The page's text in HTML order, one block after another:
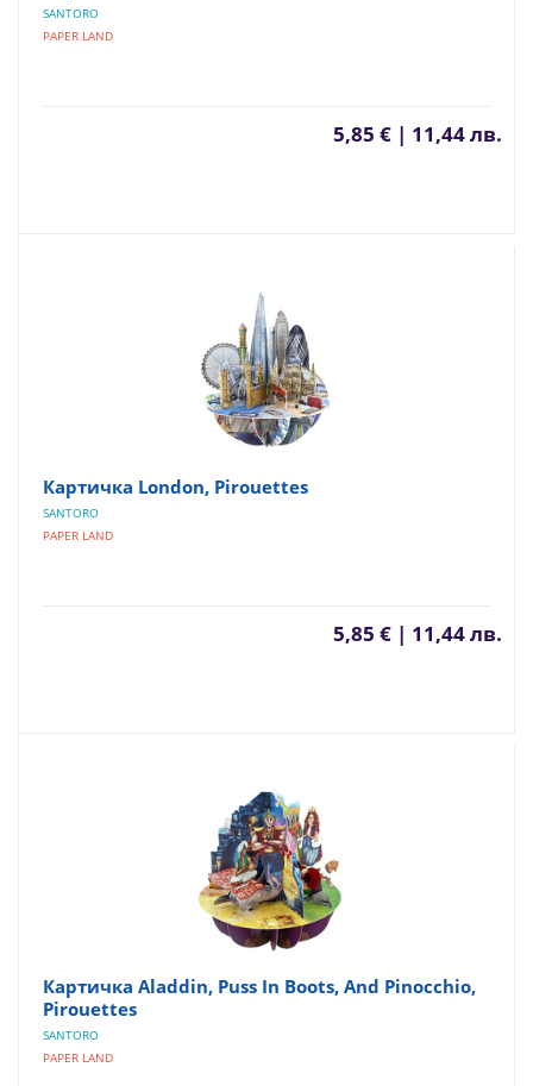
SANTORO
PAPER LAND
5,85 € | 11,44 лв.
Картичка London, Pirouettes
SANTORO
PAPER LAND
5,85 € | 11,44 лв.
Картичка Aladdin, Puss In Boots, And Pinocchio,
Pirouettes
SANTORO
PAPER LAND